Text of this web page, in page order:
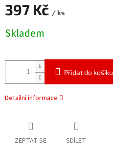
397 Kč / ks
cena:
Skladem
Přidat do košíku
Detailní informace
ZEPTAT SE SDÍLET